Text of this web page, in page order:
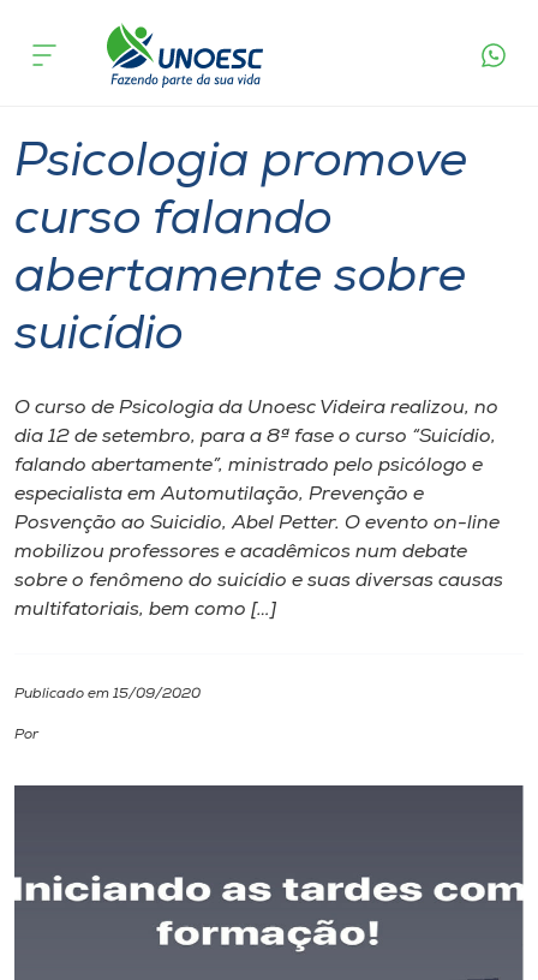
Cursos
Atendimento ao Estudante
Portal de Ensino
A
Internacionalização
I.nova
Cultura
Biblioteca
acontece
Psicologia promove
curso falando
abertamente sobre
suicídio
O curso de Psicologia da Unoesc Videira realizou, no
dia 12 de setembro, para a 8ª fase o curso “Suicídio,
falando abertamente”, ministrado pelo psicólogo e
especialista em Automutilação, Prevenção e
Posvenção ao Suicidio, Abel Petter. O evento on-line
mobilizou professores e acadêmicos num debate
sobre o fenômeno do suicídio e suas diversas causas
multifatoriais, bem como […]
Publicado em 15/09/2020
Por